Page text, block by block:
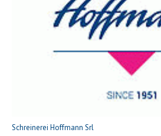
Schreinerei Hoffmann Srl